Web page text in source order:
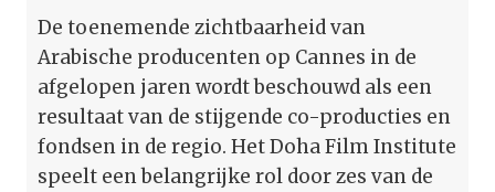
De toenemende zichtbaarheid van
Arabische producenten op Cannes in de
afgelopen jaren wordt beschouwd als een
resultaat van de stijgende co-producties en
fondsen in de regio. Het Doha Film Institute
speelt een belangrijke rol door zes van de